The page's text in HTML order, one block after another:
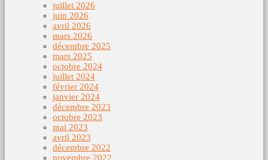
juillet 2026
juin 2026
avril 2026
mars 2026
décembre 2025
mars 2025
octobre 2024
juillet 2024
février 2024
janvier 2024
décembre 2023
octobre 2023
mai 2023
avril 2023
décembre 2022
novembre 2022